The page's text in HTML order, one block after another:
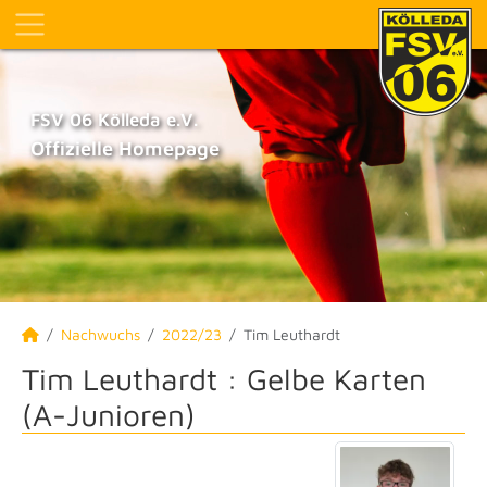
FSV 06 Kölleda e.V.
Offizielle Homepage
Nachwuchs 2022/23 Tim Leuthardt
Tim Leuthardt : Gelbe Karten
(A-Junioren)